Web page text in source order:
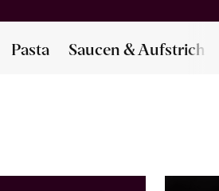
Pasta Saucen & Aufstriche